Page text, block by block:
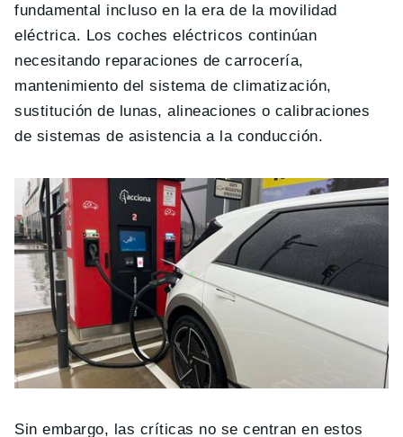
fundamental incluso en la era de la movilidad
eléctrica. Los coches eléctricos continúan
necesitando reparaciones de carrocería,
mantenimiento del sistema de climatización,
sustitución de lunas, alineaciones o calibraciones
de sistemas de asistencia a la conducción.
Sin embargo, las críticas no se centran en estos